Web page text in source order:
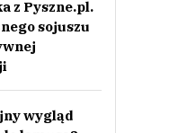
z Pyszne.pl.
sojuszu
wygląd